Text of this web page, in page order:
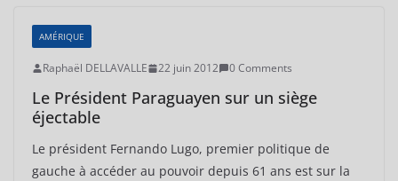
AMÉRIQUE
Raphaël DELLAVALLE 22 juin 2012 0 Comments
Le Président Paraguayen sur un siège
éjectable
Le président Fernando Lugo, premier politique de
gauche à accéder au pouvoir depuis 61 ans est sur la